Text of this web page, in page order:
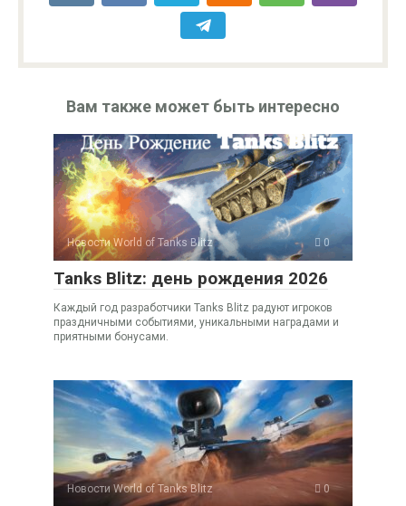
Вам также может быть интересно
Новости World of Tanks Blitz 0
Tanks Blitz: день рождения 2026
Каждый год разработчики Tanks Blitz радуют игроков
праздничными событиями, уникальными наградами и
приятными бонусами.
Новости World of Tanks Blitz 0